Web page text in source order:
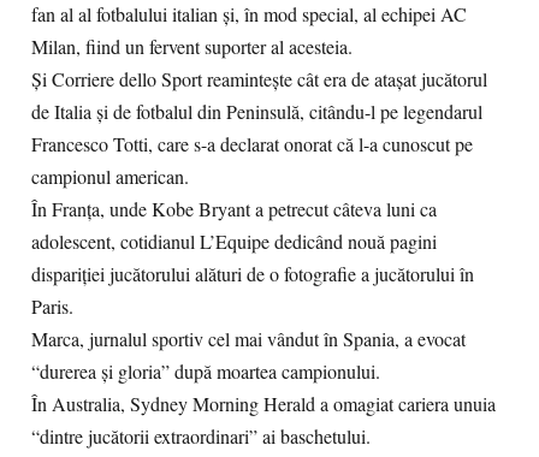
fan al al fotbalului italian şi, în mod special, al echipei AC
Milan, fiind un fervent suporter al acesteia.
Şi Corriere dello Sport reaminteşte cât era de ataşat jucătorul
de Italia şi de fotbalul din Peninsulă, citându-l pe legendarul
Francesco Totti, care s-a declarat onorat că l-a cunoscut pe
campionul american.
În Franţa, unde Kobe Bryant a petrecut câteva luni ca
adolescent, cotidianul L’Equipe dedicând nouă pagini
dispariţiei jucătorului alături de o fotografie a jucătorului în
Paris.
Marca, jurnalul sportiv cel mai vândut în Spania, a evocat
“durerea şi gloria” după moartea campionului.
În Australia, Sydney Morning Herald a omagiat cariera unuia
“dintre jucătorii extraordinari” ai baschetului.